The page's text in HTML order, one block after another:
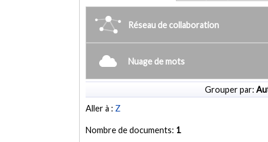
Réseau de collaboration
Nuage de mots
Grouper par:
Aller à : Z
Nombre de documents: 1